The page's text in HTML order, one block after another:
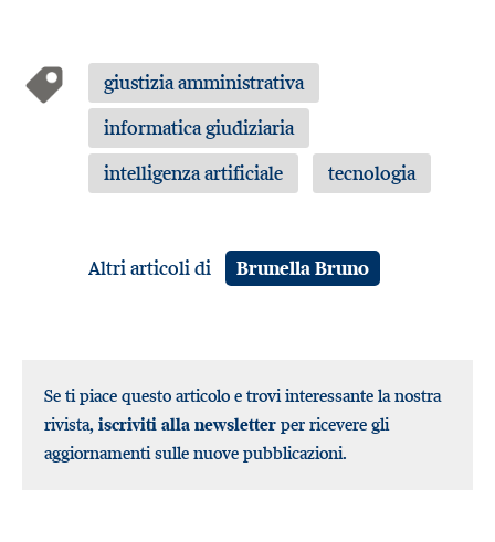
giustizia amministrativa
informatica giudiziaria
intelligenza artificiale
tecnologia
Altri articoli di Brunella Bruno
Se ti piace questo articolo e trovi interessante la nostra
rivista, iscriviti alla newsletter per ricevere gli
aggiornamenti sulle nuove pubblicazioni.